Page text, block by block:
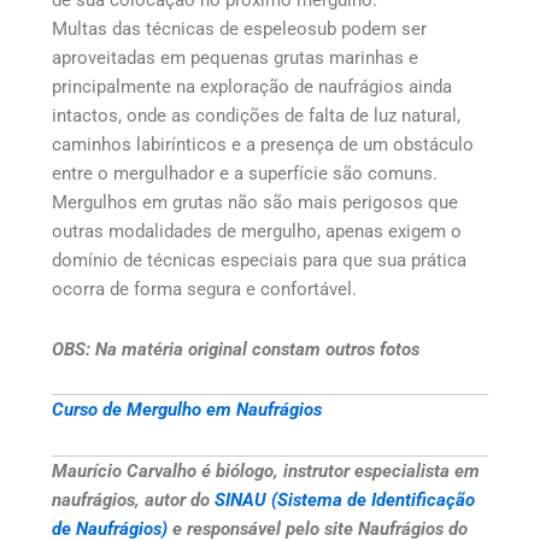
Multas das técnicas de espeleosub podem ser
aproveitadas em pequenas grutas marinhas e
principalmente na exploração de naufrágios ainda
intactos, onde as condições de falta de luz natural,
caminhos labirínticos e a presença de um obstáculo
entre o mergulhador e a superfície são comuns.
Mergulhos em grutas não são mais perigosos que
outras modalidades de mergulho, apenas exigem o
domínio de técnicas especiais para que sua prática
ocorra de forma segura e confortável.
OBS: Na matéria original constam outros fotos
Curso de Mergulho em Naufrágios
Maurício Carvalho é biólogo, instrutor especialista em
naufrágios, autor do SINAU (Sistema de Identificação
de Naufrágios)e responsável pelo site Naufrágios do